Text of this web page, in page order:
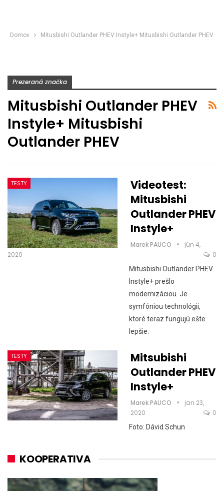
Domov Mitusbishi Outlander PHEV Instyle+ Mitusbishi Outlander PHEV
Prezeraná značka
Mitusbishi Outlander PHEV
Instyle+ Mitusbishi
Outlander PHEV
TESTY
Videotest:
Mitusbishi
Outlander PHEV
Instyle+
Marek PAUCO
jún 4,
2020
0
Mitusbishi Outlander PHEV
Instyle+ prešlo
modernizáciou. Je
symfóniou technológii,
ktoré teraz fungujú ešte
lepšie.
TESTY
Mitsubishi
Outlander PHEV
Instyle+
Marek PAUCO
jan 23,
2020
0
Foto: Dávid Schun
KOOPERATIVA